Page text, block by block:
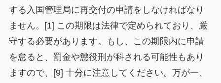
する入国管理局に再交付の申請をしなければなり
ません。[1] この期限は法律で定められており、厳
守する必要があります。もし、この期限内に申請
を怠ると、罰金や懲役刑が科される可能性もあり
ますので、[9] 十分に注意してください。万が一、